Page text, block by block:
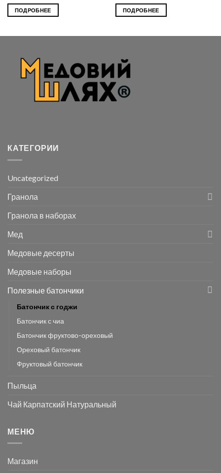
ПОДРОБНЕЕ ПОДРОБНЕЕ
КАТЕГОРИИ
Uncategorized
Гранола
Гранола в наборах
Мед
Медовые десерты
Медовые наборы
Полезные батончики
Батончик с годжи
Батончик с чиа
Батончик фруктово-ореховый
Ореховый батончик
Фруктовый батончик
Пыльца
Чай Карпатский Натуральный
МЕНЮ
Магазин